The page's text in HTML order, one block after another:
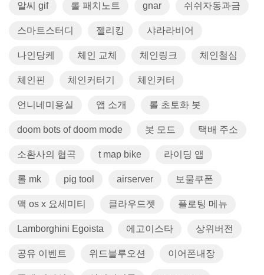
알씨 gif 롤 패치노트 gnar 쉬쉬자동과금
스마트스터디 젤리킹 샤라라비어
나인당케 체인 교체 체인링크 체인철심
체인핀 체인커터기 체인커터
언니네미용실 앱 소개 롤 초토화 봇
doom bots of doom mode 봇 모드 택배 주소
소환사의 협곡 t map bike 라이딩 앱
롤 mk pig tool airserver 보물쿠폰
맥 os x 요세미티 클라우드젯 플로팅 메뉴
Lamborghini Egoista 에고이스타 상위버전
공유 이벤트 위드블루오션 이어폰내장